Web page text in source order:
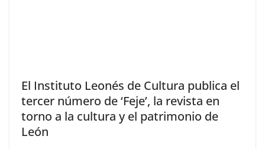
El Instituto Leonés de Cultura publica el
tercer número de ‘Feje’, la revista en
torno a la cultura y el patrimonio de
León